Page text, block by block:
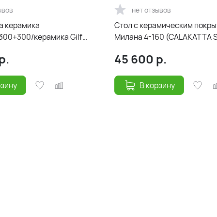
керамика
керамика Gilf
нет отзывов
Cтол с керамическим
Милана 4-160 (CALAKATTA
45 600 р.
В корзину